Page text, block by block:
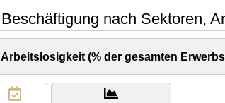
Beschäftigung nach Sektoren,
Arbeitslosigkeit (% der gesamten